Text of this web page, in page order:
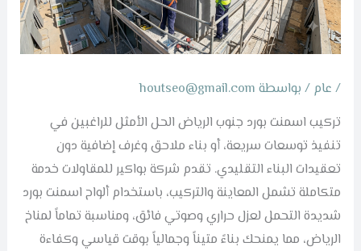
/ عام / بواسطة houtseo@gmail.com
تركيب اسمنت بورد جنوب الرياض الحل الأمثل للراغبين في
تنفيذ توسعات سريعة، أو بناء ملاحق وغرف إضافية دون
تعقيدات البناء التقليدي. تقدم شركة بواكير للمقاولات خدمة
متكاملة تشمل المعاينة والتركيب، باستخدام ألواح اسمنت بورد
شديدة التحمل لعزل حراري وصوتي فائق، ومناسبة تماماً لمناخ
الرياض، مما يمنحك بناءً متيناً وجمالياً بوقت قياسي وكفاءة